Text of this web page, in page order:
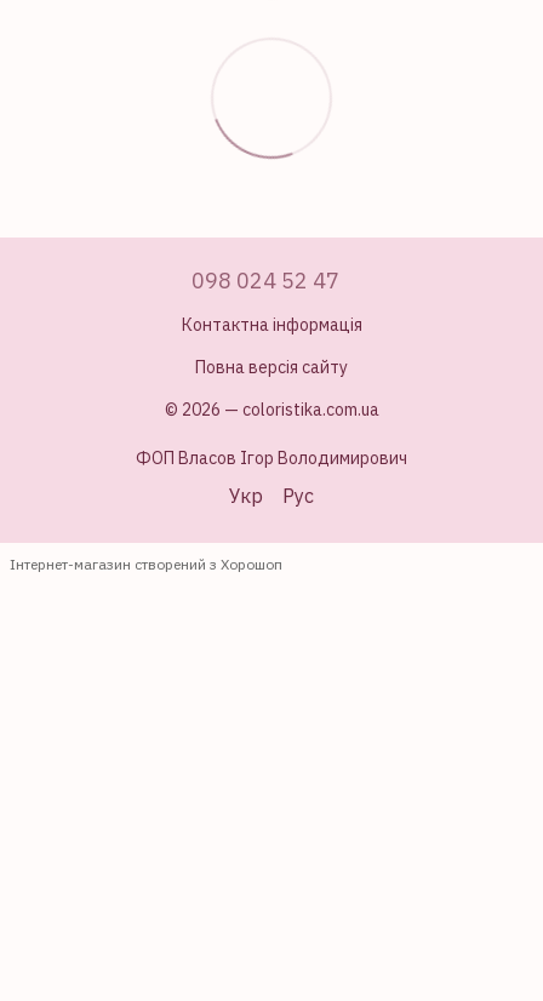
098 024 52 47
Контактна інформація
Повна версія сайту
© 2026 — coloristika.com.ua
ФОП Власов Ігор Володимирович
Укр Рус
Інтернет-магазин створений з Хорошоп